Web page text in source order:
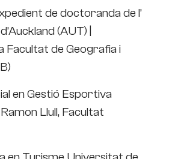
de doctoranda de l’
(AUT) |
Facultat de Geografia i
en Gestió Esportiva
Llull, Facultat